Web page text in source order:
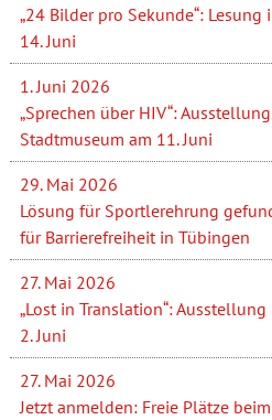
„24 Bilder pro Sekunde“: Lesung
14. Juni
1. Juni 2026
„Sprechen über HIV“:
Stadtmuseum am 11. Juni
29. Mai 2026
Lösung für Sportlerehrung
für Barrierefreiheit in Tübingen
27. Mai 2026
„Lost in Translation“:
2. Juni
27. Mai 2026
Jetzt anmelden: Freie Plätze